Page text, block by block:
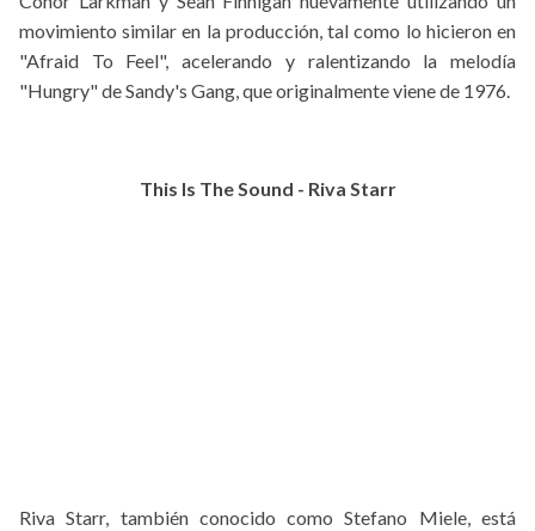
movimiento similar en la producción, tal como lo hicieron en
"Afraid To Feel", acelerando y ralentizando la melodía
"Hungry" de Sandy's Gang, que originalmente viene de 1976.
This Is The Sound - Riva Starr
Riva Starr, también conocido como Stefano Miele, está